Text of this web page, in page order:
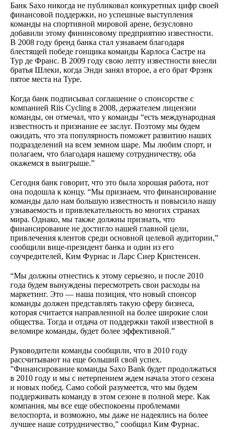
Банк Saxo никогда не публиковал конкуретных цифр своей
финансовой поддержки, но успешные выступления
команды на спортивной мировой арене, безусловно
добавили этому фининсовому предприятию известности.
В 2008 году бренд банка стал узнаваем благодаря
блестящей победе гонщика команды Карлоса Састре на
Тур де Франс. В 2009 году свою лепту известности внесли
братья Шлеки, когда Энди занял второе, а его брат Фрэнк
пятое места на Туре.
Когда банк подписывал соглашение о спонсорстве с
компанией Riis Cycling в 2008, держателем лицензии
команды, он отмечал, что у команды “есть международная
известность и признание ее заслуг. Поэтому мы будем
ожидать, что эта популярность поможет развитию наших
подразделений на всем земном шаре. Мы любим спорт, и
полагаем, что благодаря нашему сотрудничеству, оба
окажемся в выигрыше.”
Сегодня банк говорит, что это была хорошая работа, нот
она подошла к концу. “Мы признаем, что финансирование
команды дало нам большую известность и повысило нашу
узнаваемость и привлекательность во многих странах
мира. Однако, мы также должны признать, что
финансирование не достигло нашей главной цели,
привлечения клентов среди основной целевой аудитории,”
сообщили вице-президент банка и один из его
соучредителей, Ким Фурнас и Ларс Сиер Кристенсен.
“Мы должны отнестись к этому серьезно, и после 2010
года будем вынуждены пересмотреть свои расходы на
маркетинг. Это — наша позиция, что новый спонсор
команды должен представлять такую сферу бизнеса,
которая считается направленной на более широкие слои
общества. Тогда и отдача от поддержки такой известной в
веломире команды, будет более эффективной.”
Руководители команды сообщили, что в 2010 году
рассчитывают на еще больший свой успех.
”Финансирование команды Saxo Bank будет продолжаться
в 2010 году и мы с нетерпением ждем начала этого сезона
и новых побед. Само собой разумеется, что мы будем
поддерживать команду в этом сезоне в полной мере. Как
компания, мы все еще обеспокоены проблемами
велоспорта, и возможно, мы даже не надеялись на более
лучшее наше сотрудничество,” сообщил Ким Фурнас.